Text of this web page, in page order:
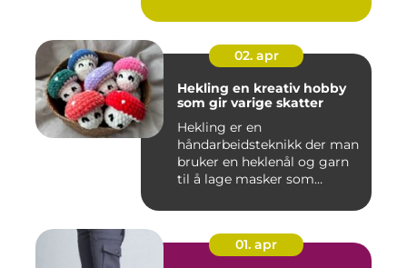
02. apr
Hekling en kreativ hobby
som gir varige skatter
Hekling er en
håndarbeidsteknikk der man
bruker en heklenål og garn
til å lage masker som
01. apr